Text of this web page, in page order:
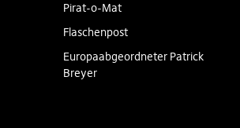
Pirat-o-Mat
Flaschenpost
Europaabgeordneter Patrick
Breyer